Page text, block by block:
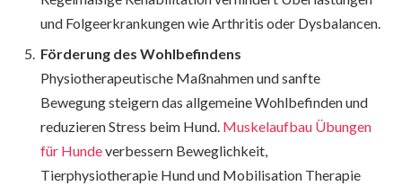
und Folgeerkrankungen wie Arthritis oder Dysbalancen.
Förderung des Wohlbefindens
Physiotherapeutische Maßnahmen und sanfte
Bewegung steigern das allgemeine Wohlbefinden und
reduzieren Stress beim Hund. Muskelaufbau Übungen
für Hundeverbessern Beweglichkeit,
Tierphysiotherapie Hund und Mobilisation Therapie